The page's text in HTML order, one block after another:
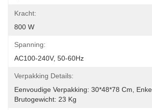
Kracht:
800 W
Spanning:
AC100-240V, 50-60Hz
Verpakking Details:
Eenvoudige Verpakking: 30*48*78 Cm,
Brutogewicht: 23 Kg